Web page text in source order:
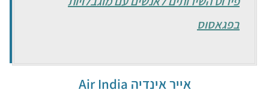
בפגאסוס
אייר אינדיה Air India